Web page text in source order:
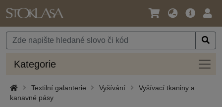
Jazyk
Měna
Hlavní
Kategorie
Textilní galanterie Vyšívání
Vyšívací tkaniny a
kanavné pásy